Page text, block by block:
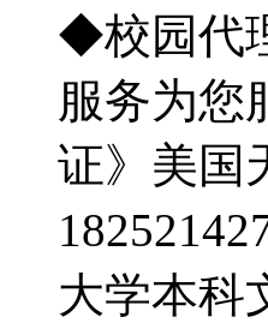
◆校园代
服务为您
证》美国
大学本科